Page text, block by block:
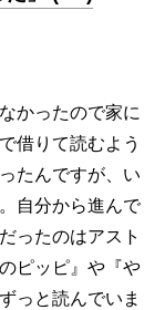
かったので家に
借りて読むよう
たんですが、い
自分から進んで
ったのはアスト
ピッピ』や『や
っと読んでいま